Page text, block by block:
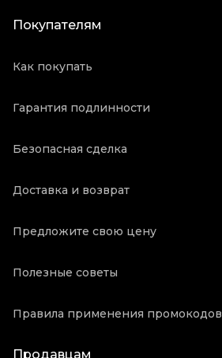
Покупателям
Как покупать
Гарантия подлинности
Безопасная сделка
Доставка и возврат
Предложите свою цену
Полезные советы
Правила применения промокодов
Продавцам